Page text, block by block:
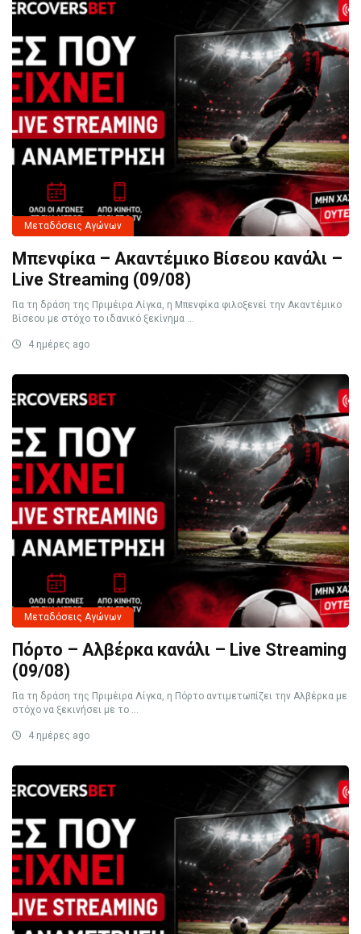
Μεταδόσεις Αγώνων
Μπενφίκα – Ακαντέμικο Βίσεου κανάλι –
Live Streaming (09/08)
Για τη δράση της Πριμέιρα Λίγκα, η Μπενφίκα φιλοξενεί την Ακαντέμικο
Βίσεου με στόχο το ιδανικό ξεκίνημα ...
4 ημέρες ago
Μεταδόσεις Αγώνων
Πόρτο – Αλβέρκα κανάλι – Live Streaming
(09/08)
Για τη δράση της Πριμέιρα Λίγκα, η Πόρτο αντιμετωπίζει την Αλβέρκα με
στόχο να ξεκινήσει με το ...
4 ημέρες ago